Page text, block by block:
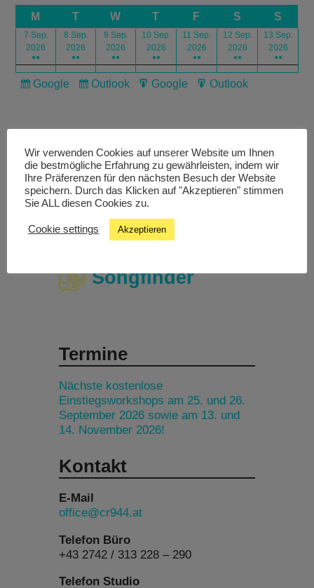
M T W T F S S
7 Sep.
2026
●●
8 Sep.
2026
●●
9 Sep.
2026
●●
10 Sep.
2026
●●
11 Sep.
2026
●●
12 Sep.
2026
●●
13 Sep.
2026
●●
Subscribe
Google
Subscribe
Outlook
Export
Google
Export
Outlook
Livestream
Studiochat
Songfinder
Termine
Nächste kostenlose
Einstiegsworkshops am 25. und 26.
September 2026 sowie am 13. und
14. November 2026!
Kontakt
E-Mail
office@cr944.at
Telefon Büro
+43 2742 / 313 228 – 290
Telefon Studio
Wir verwenden Cookies auf unserer Website um Ihnen
die bestmögliche Erfahrung zu gewährleisten, indem wir
Ihre Präferenzen für den nächsten Besuch der Website
speichern. Durch das Klicken auf "Akzeptieren" stimmen
Sie ALL diesen Cookies zu.
Cookie settings Akzeptieren